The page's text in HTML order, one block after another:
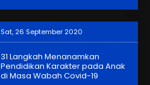
Sat, 26 September 2020
31 Langkah Menanamkan
Pendidikan Karakter pada Anak
di Masa Wabah Covid-19